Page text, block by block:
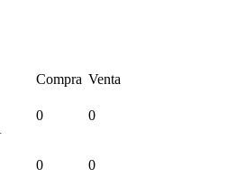
Compra Venta
0 0
0 0